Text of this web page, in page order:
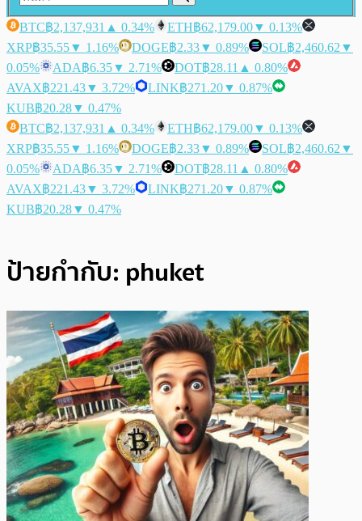
BTC฿2,137,931 ▲ 0.34% ETH฿62,179.00▼ 0.13%
XRP฿35.55▼ 1.16% DOGE฿2.33▼ 0.89% SOL฿2,460.62 ▼
0.05%
ADA฿6.35▼ 2.71% DOT฿28.11 ▲ 0.80%
AVAX฿221.43▼ 3.72% LINK฿271.20▼ 0.87%
KUB฿20.28▼ 0.47%
BTC฿2,137,931 ▲ 0.34% ETH฿62,179.00▼ 0.13%
XRP฿35.55▼ 1.16% DOGE฿2.33▼ 0.89% SOL฿2,460.62 ▼
0.05%
ADA฿6.35▼ 2.71% DOT฿28.11 ▲ 0.80%
AVAX฿221.43▼ 3.72% LINK฿271.20▼ 0.87%
KUB฿20.28▼ 0.47%
ป้ายกำกับ: phuket